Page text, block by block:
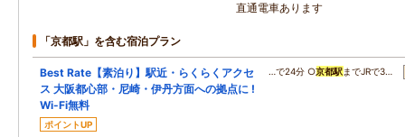
直通電車あります
「京都駅」を含む宿泊プラン
Best Rate【素泊り】駅近・らくらくアクセ
ス 大阪都心部・尼崎・伊丹方面への拠点に !
Wi-Fi無料
ポイントUP
…で24分 ○京都駅までJRで3…